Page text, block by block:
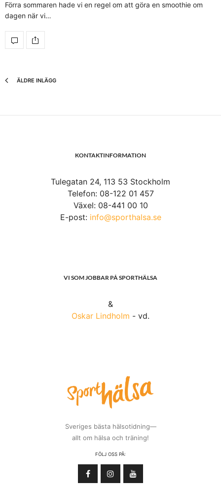
Förra sommaren hade vi en regel om att göra en smoothie om
dagen när vi…
ÄLDRE INLÄGG
KONTAKTINFORMATION
Tulegatan 24, 113 53 Stockholm
Telefon: 08-122 01 457
Växel: 08-441 00 10
E-post: info@sporthalsa.se
VI SOM JOBBAR PÅ SPORTHÄLSA
&
Oskar Lindholm - vd.
Sveriges bästa hälsotidning—
allt om hälsa och träning!
FÖLJ OSS PÅ: